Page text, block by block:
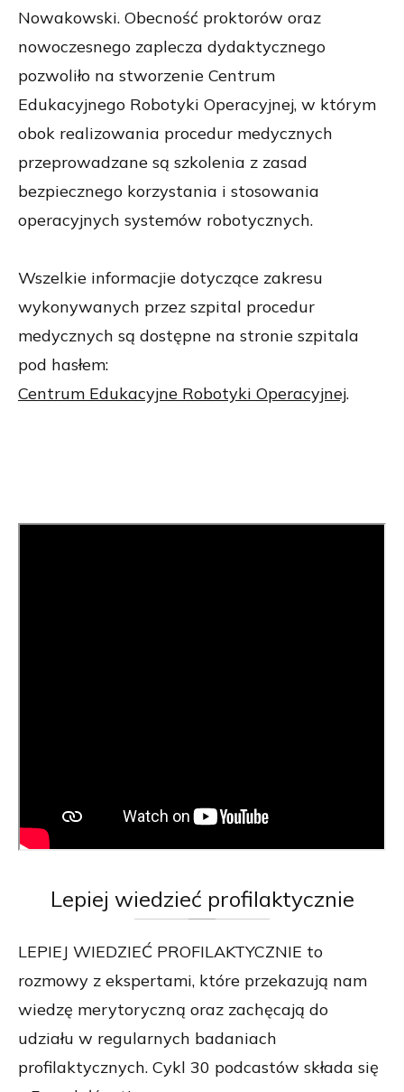
Nowakowski. Obecność proktorów oraz
nowoczesnego zaplecza dydaktycznego
pozwoliło na stworzenie Centrum
Edukacyjnego Robotyki Operacyjnej, w którym
obok realizowania procedur medycznych
przeprowadzane są szkolenia z zasad
bezpiecznego korzystania i stosowania
operacyjnych systemów robotycznych.
Wszelkie informacjie dotyczące zakresu
wykonywanych przez szpital procedur
medycznych są dostępne na stronie szpitala
pod hasłem:
Centrum Edukacyjne Robotyki Operacyjnej.
Lepiej wiedzieć profilaktycznie
LEPIEJ WIEDZIEĆ PROFILAKTYCZNIE to
rozmowy z ekspertami, które przekazują nam
wiedzę merytoryczną oraz zachęcają do
udziału w regularnych badaniach
profilaktycznych. Cykl 30 podcastów składa się